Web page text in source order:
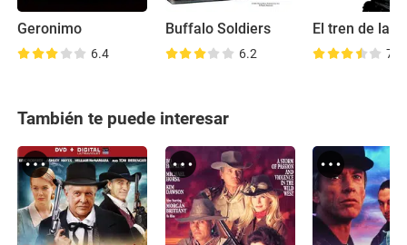
Geronimo
6.4
Buffalo Soldiers
6.2 7.6
También te puede interesar